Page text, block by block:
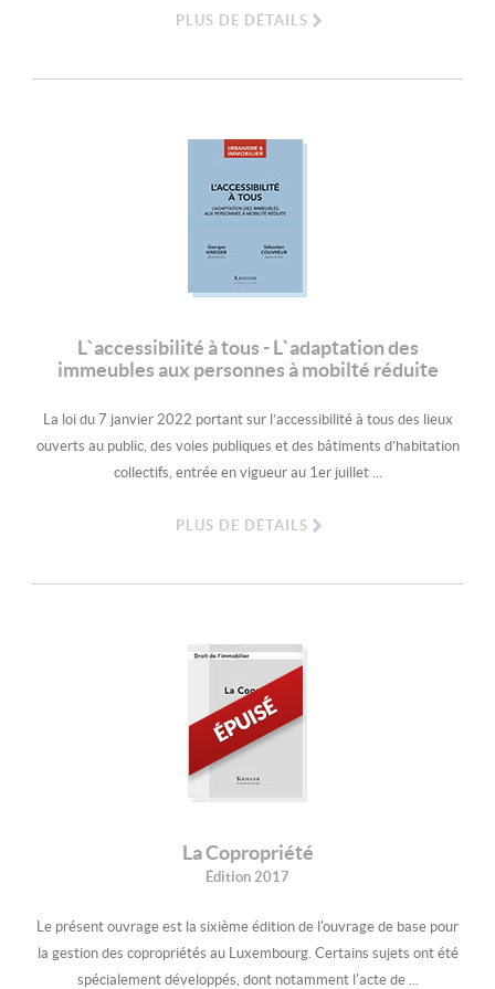
PLUS DE DÉTAILS
L`accessibilité à tous - L`adaptation des
immeubles aux personnes à mobilté réduite
La loi du 7 janvier 2022 portant sur l’accessibilité à tous des lieux
ouverts au public, des voies publiques et des bâtiments d’habitation
collectifs, entrée en vigueur au 1er juillet ...
PLUS DE DÉTAILS
La Copropriété
Édition 2017
Le présent ouvrage est la sixième édition de l'ouvrage de base pour
la gestion des copropriétés au Luxembourg. Certains sujets ont été
spécialement développés, dont notamment l'acte de ...